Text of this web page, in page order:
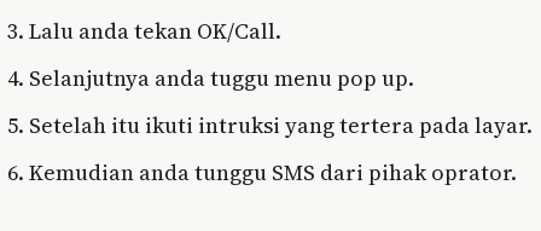
Lalu anda tekan OK/Call.
Selanjutnya anda tuggu menu pop up.
Setelah itu ikuti intruksi yang tertera pada layar.
Kemudian anda tunggu SMS dari pihak oprator.